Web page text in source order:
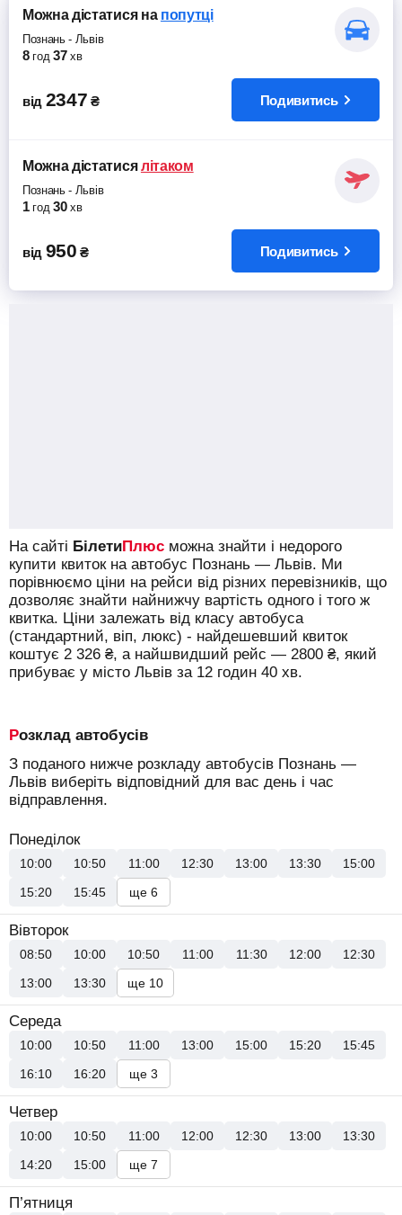
Можна дістатисяна попутці
Познань- Львів
8 год 37 хв
від 2347 ₴ Подивитись
Можна дістатися літаком
Познань- Львів
1 год 30 хв
від 950 ₴ Подивитись
На сайті БілетиПлюс можна знайти і недорого
купити квиток на автобус Познань — Львів. Ми
порівнюємо ціни на рейси від різних перевізників, що
дозволяє знайти найнижчу вартість одного і того ж
квитка. Ціни залежать від класу автобуса
(стандартний, віп, люкс) - найдешевший квиток
коштує 2 326 ₴, а найшвидший рейс — 2800 ₴, який
прибуває у місто Львів за 12 годин 40 хв.
Розклад автобусів
З поданого нижче розкладу автобусів Познань —
Львів виберіть відповідний для вас день і час
відправлення.
Понеділок
10:00 10:50 11:00 12:30 13:00 13:30
15:00
15:20
15:45 ще 6
Вівторок
08:50 10:00 10:50 11:00 11:30 12:00
12:30
13:00
13:30 ще 10
Середа
10:00 10:50 11:00 13:00 15:00 15:20
15:45
16:10
16:20 ще 3
Четвер
10:00 10:50 11:00 12:00 12:30 13:00
13:30
14:20
15:00 ще 7
П’ятниця